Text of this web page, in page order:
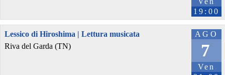
19:00
AGO
7
Ven
Lessico di Hiroshima | Lettura musicata
Riva del Garda (TN)